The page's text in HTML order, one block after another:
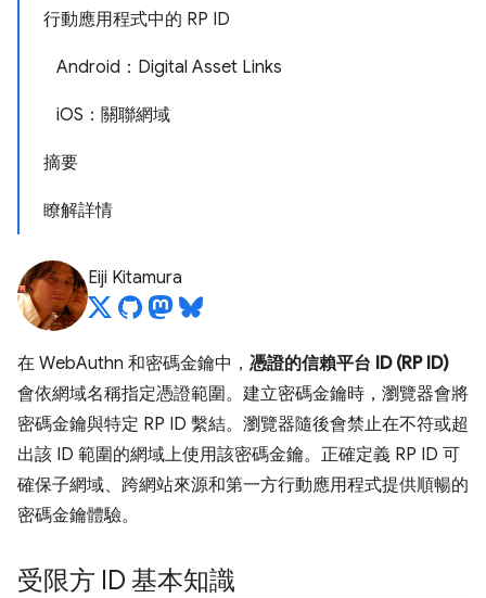
行動應用程式中的 RP ID
Android：Digital Asset Links
iOS：關聯網域
摘要
瞭解詳情
Eiji Kitamura
在 WebAuthn 和密碼金鑰中， 憑證的信賴平台 ID (RP ID)
會依網域名稱指定憑證範圍。建立密碼金鑰時，瀏覽器會將
密碼金鑰與特定 RP ID 繫結。瀏覽器隨後會禁止在不符或超
出該 ID 範圍的網域上使用該密碼金鑰。正確定義 RP ID 可
確保子網域、跨網站來源和第一方行動應用程式提供順暢的
密碼金鑰體驗。
受限方 ID 基本知識